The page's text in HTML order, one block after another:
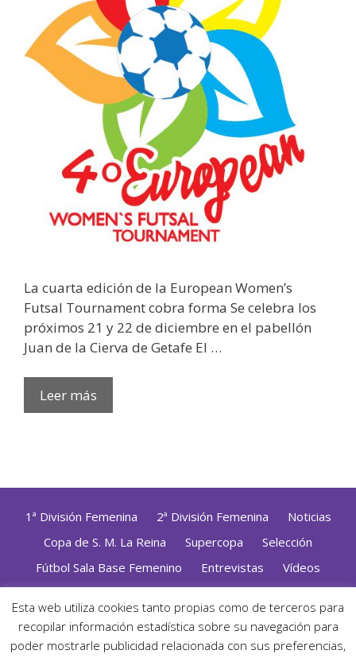
La cuarta edición de la European Women’s
Futsal Tournament cobra forma Se celebra los
próximos 21 y 22 de diciembre en el pabellón
Juan de la Cierva de Getafe El …
Leer más
1ª División Femenina 2ª División Femenina
Noticias
Copa de S. M. La Reina
Supercopa
Selección
Fútbol Sala Base Femenino
Entrevistas
Vídeos
Política de Privacidad|Uso de Cookies|Contacto
Diseñado con mimo y esmero porJorge Cobos· Desarrollado
Esta web utiliza cookies tanto propias como de terceros para
recopilar información estadística sobre su navegación para
poder mostrarle publicidad relacionada con sus preferencias,